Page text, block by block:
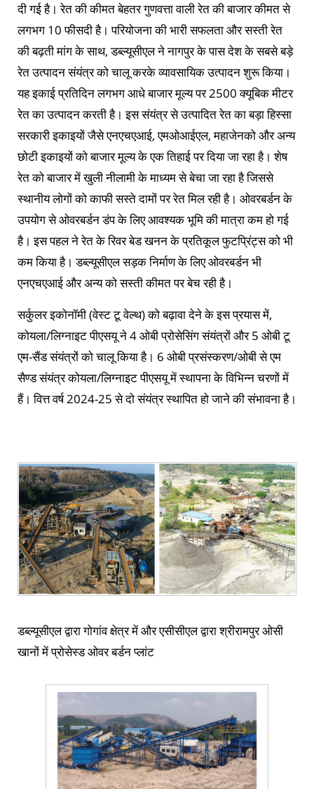
दी गई है। रेत की कीमत बेहतर गुणवत्ता वाली रेत की बाजार कीमत से
लगभग 10 फीसदी है। परियोजना की भारी सफलता और सस्ती रेत
की बढ़ती मांग के साथ, डब्ल्यूसीएल ने नागपुर के पास देश के सबसे बड़े
रेत उत्पादन संयंत्र को चालू करके व्यावसायिक उत्पादन शुरू किया।
यह इकाई प्रतिदिन लगभग आधे बाजार मूल्य पर 2500 क्यूबिक मीटर
रेत का उत्पादन करती है। इस संयंत्र से उत्पादित रेत का बड़ा हिस्सा
सरकारी इकाइयों जैसे एनएचएआई, एमओआईएल, महाजेनको और अन्य
छोटी इकाइयों को बाजार मूल्य के एक तिहाई पर दिया जा रहा है। शेष
रेत को बाजार में खुली नीलामी के माध्यम से बेचा जा रहा है जिससे
स्थानीय लोगों को काफी सस्ते दामों पर रेत मिल रही है। ओवरबर्डन के
उपयोग से ओवरबर्डन डंप के लिए आवश्यक भूमि की मात्रा कम हो गई
है। इस पहल ने रेत के रिवर बेड खनन के प्रतिकूल फुटप्रिंट्स को भी
कम किया है। डब्ल्यूसीएल सड़क निर्माण के लिए ओवरबर्डन भी
एनएचएआई और अन्य को सस्ती कीमत पर बेच रही है।
सर्कुलर इकोनॉमी (वेस्ट टू वेल्थ) को बढ़ावा देने के इस प्रयास में,
कोयला/लिग्नाइट पीएसयू ने 4 ओबी प्रोसेसिंग संयंत्रों और 5 ओबी टू
एम-सैंड संयंत्रों को चालू किया है। 6 ओबी प्रसंस्करण/ओबी से एम
सैण्ड संयंत्र कोयला/लिग्नाइट पीएसयू में स्थापना के विभिन्न चरणों में
हैं। वित्त वर्ष 2024-25 से दो संयंत्र स्थापित हो जाने की संभावना है।
डब्ल्यूसीएल द्वारा गोगांव क्षेत्र में और एसीसीएल द्वारा श्रीरामपुर ओसी
खानों में प्रोसेस्ड ओवर बर्डन प्लांट